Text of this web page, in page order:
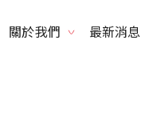
關於我們 最新消息